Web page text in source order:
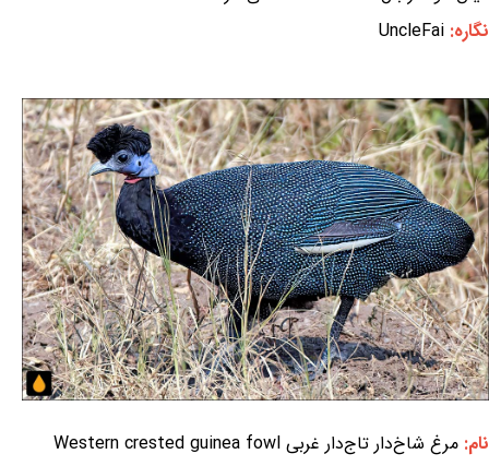
نگاره: UncleFai
نام: مرغ شاخ‌دار تاج‌دار غربی Western crested guinea fowl